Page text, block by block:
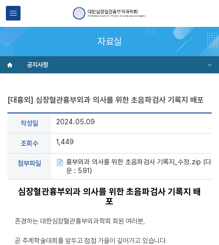
자료실
공지사항
[대흉외] 심장혈관흉부외과 의사를 위한 초음파검사 기록지 배포
작성일 2024.05.09
조회수 1,449
첨부파일
흉부외과 의사를 위한 초음파검사 기록지_수정.zip (다
운 : 591)
심장혈관흉부외과 의사를 위한 초음파검사 기록지 배
포
존경하는 대한심장혈관흉부외과학회 회원 여러분,
곧 추계학술대회를 앞두고 점점 가을이 깊어가고 있습니다.